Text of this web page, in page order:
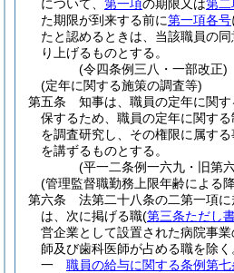
について、 第一項の期限又は第二
た期限が到来する前に第一項各号
たと認めるときは、当該職員の
り上げるものとする。
(令四条例三八・一部改正)
(定年に関する施策の調査等)
第五条
知事は、職員の定年に関
保するため、職員の定年に関す
を調査研究し、その権限に属す
を講ずるものとする。
(平一二条例一六九・旧第
(管理監督職勤務上限年齢による
第六条
法第二十八条の二第一項
は、次に掲げる職(第三条ただし
営企業として設置された病院事
師及び歯科医師が占める職を除く
一
職員の給与に関する条例第